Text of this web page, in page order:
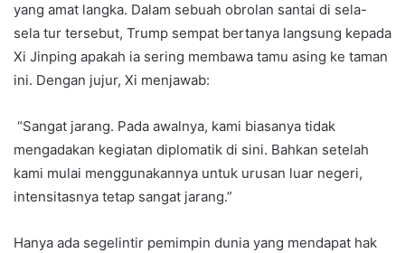
yang amat langka. Dalam sebuah obrolan santai di sela-
sela tur tersebut, Trump sempat bertanya langsung kepada
Xi Jinping apakah ia sering membawa tamu asing ke taman
ini. Dengan jujur, Xi menjawab:
“Sangat jarang. Pada awalnya, kami biasanya tidak
mengadakan kegiatan diplomatik di sini. Bahkan setelah
kami mulai menggunakannya untuk urusan luar negeri,
intensitasnya tetap sangat jarang.”
Hanya ada segelintir pemimpin dunia yang mendapat hak